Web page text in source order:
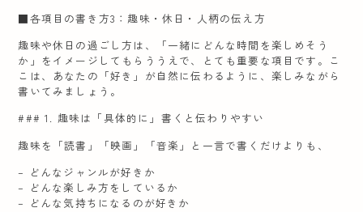
■各項目の書き方3：趣味・休日・人柄の伝え方
趣味や休日の過ごし方は、「一緒にどんな時間を楽しめそう
か」をイメージしてもらううえで、とても重要な項目です。こ
こは、あなたの「好き」が自然に伝わるように、楽しみながら
書いてみましょう。
### 1. 趣味は「具体的に」書くと伝わりやすい
趣味を「読書」「映画」「音楽」と一言で書くだけよりも、
– どんなジャンルが好きか
– どんな楽しみ方をしているか
– どんな気持ちになるのが好きか